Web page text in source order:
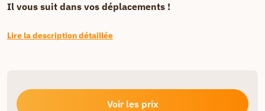
Il vous suit dans vos déplacements !
Lire la description détaillée
Voir les prix